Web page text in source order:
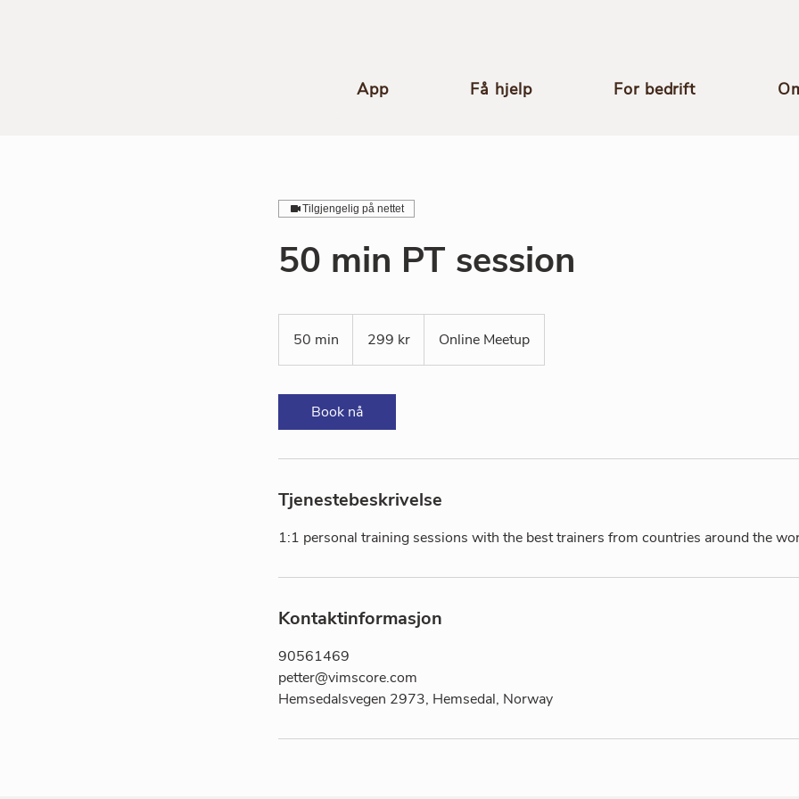
App Få hjelp For bedrift
Tilgjengelig på nettet
50 min PT session
50 min
0
i
n
kroner299 kr Online Meetup
Book nå
Tjenestebeskrivelse
1:1 personal training sessions with the best trainers from countries around the
Kontaktinformasjon
90561469
petter@vimscore.com
Hemsedalsvegen 2973, Hemsedal, Norway